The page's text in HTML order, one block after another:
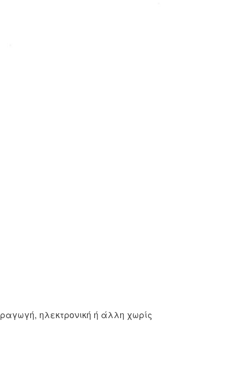
ηλεκτρονική ή άλλη χωρίς